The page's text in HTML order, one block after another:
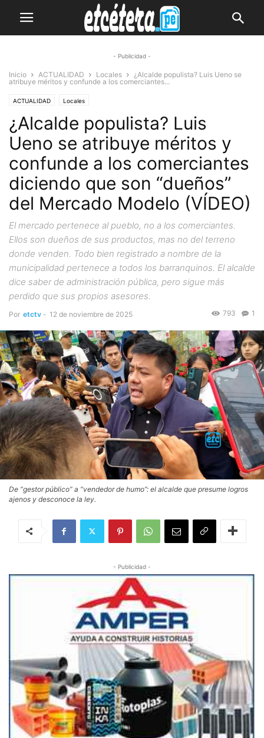
- Publicidad -
Inicio ACTUALIDAD Locales
¿Alcalde populista? Luis Ueno se
atribuye méritos y confunde a los comerciantes...
ACTUALIDAD Locales
¿Alcalde populista? Luis
Ueno se atribuye méritos y
confunde a los comerciantes
diciendo que son “dueños”
del Mercado Modelo (VÍDEO)
El mercado pertenece al pueblo, no a los comerciantes.
Ellos son dueños de sus productos, mas no del terreno
donde venden. Todo bien registrado a nombre de la
municipalidad pertenece a todos los barranquinos. El alcalde
dice saber de administración pública, pero sigue más
perdido que sus propios asesores.
Por etctv - 12 de noviembre de 2025 1
793
De “gestor público” a “vendedor de humo”: el alcalde que presume logros
ajenos y desconoce la ley.
- Publicidad -